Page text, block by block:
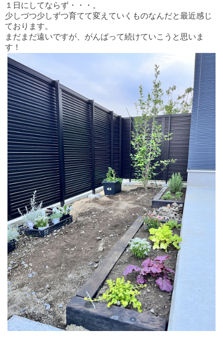
１日にしてならず・・・。
少しづつ少しずつ育てて変えていくものなんだと最近感じ
ております。
まだまだ遠いですが、がんばって続けていこうと思いま
す！